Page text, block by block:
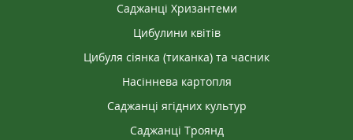
На мене справив дуже добре враження весь
посадковий матеріал, отриманий з Добродару.
Розі зраділа особливо. Цієї весни знову
замовлю. Саме дивлюся каталог.
Саджанці Хризантеми
Цибулини квітів
Цибуля сіянка (тиканка) та часник
Насіннева картопля
Саджанці ягідних культур
Саджанці Троянд